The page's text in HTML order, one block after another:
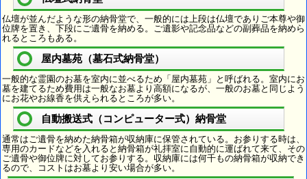
仏壇が並んだような形の納骨堂で、一般的には上段は仏壇でありご本尊や御
位牌を置き、下段にご遺骨を納める。ご遺影や記念品などの副葬品を納めら
れるところもある。
屋内墓苑（墓石式納骨堂）
一般的な霊園のお墓を室内に並べるため「屋内墓苑」と呼ばれる。室内にお
墓を建てるため費用は一般なお墓より高額になるが、一般のお墓と同じよう
にお花やお線香を供えられるところが多い。
自動搬送式（コンピューター式）納骨堂
通常はご遺骨を納めた納骨箱が収納庫に保管されている。お参りする時は、
専用のカードなどを入れると納骨箱が礼拝室に自動的に運ばれて来て、その
ご遺骨や御位牌に対してお参りする。収納庫には何千もの納骨箱が収納でき
るので、コストはお墓より安い場合が多い。